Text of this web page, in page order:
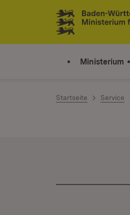
Zum Inhalt springen
Link zur Startseite
Ministerium
Startseite Service